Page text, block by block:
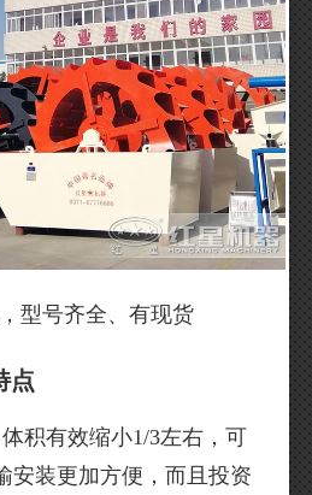
型号齐全、有现货
点
积有效缩小1/3左右，可
安装更加方便，而且投资